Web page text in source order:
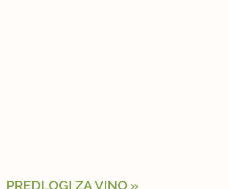
PREDLOGI ZA VINO